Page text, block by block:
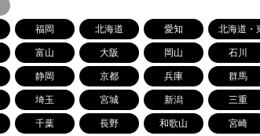
福岡 北海道 愛知 北海道・
富山 大阪 岡山 石川
静岡 京都 兵庫 群馬
埼玉 宮城 新潟 三重
千葉 長野 和歌山 宮崎